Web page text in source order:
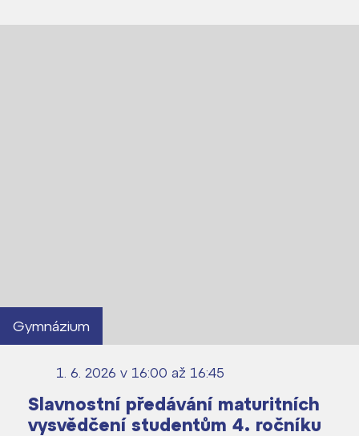
Gymnázium
1. 6. 2026 v 16:00 až 16:45
Slavnostní předávání maturitních
vysvědčení studentům 4. ročníku